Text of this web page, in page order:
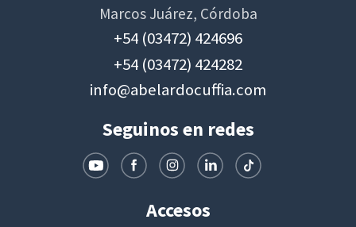
Marcos Juárez, Córdoba
+54 (03472) 424696
+54 (03472) 424282
info@abelardocuffia.com
Seguinos en redes
Accesos